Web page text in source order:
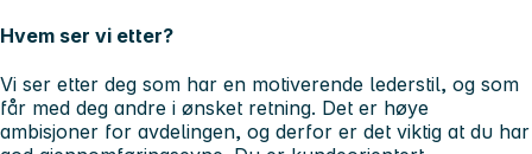
Hvem ser vi etter?
Vi ser etter deg som har en motiverende lederstil, og som
får med deg andre i ønsket retning. Det er høye
ambisjoner for avdelingen, og derfor er det viktig at du har